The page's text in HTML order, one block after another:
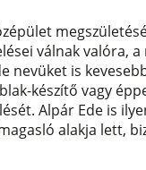
válnak valóra,
nevüket is
készítő vagy
Alpár Ede is
alakja lett,